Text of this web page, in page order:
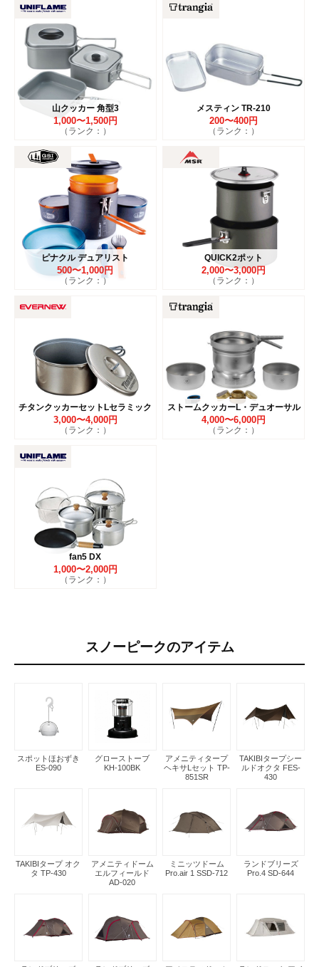
山クッカー 角型3
1,000〜1,500円
（ランク：）
メスティン TR-210
200〜400円
（ランク：）
ピナクル デュアリスト
500〜1,000円
（ランク：）
QUICK2ポット
2,000〜3,000円
（ランク：）
チタンクッカーセットLセラミック
3,000〜4,000円
（ランク：）
ストームクッカーL・デュオーサル
4,000〜6,000円
（ランク：）
fan5 DX
1,000〜2,000円
（ランク：）
スノーピークのアイテム
スポットほおずき
ES-090
グローストーブ
KH-100BK
アメニティタープ
ヘキサLセット TP-
851SR
TAKIBIタープシー
ルドオクタ FES-
430
TAKIBIタープ オク
タ TP-430
アメニティドーム
エルフィールド
AD-020
ミニッツドーム
Pro.air 1 SSD-712
ランドブリーズ
Pro.4 SD-644